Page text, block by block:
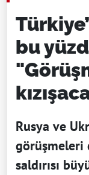
bu
Rusya ve
görüşmeleri
saldırısı